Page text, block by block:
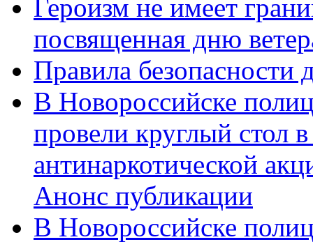
Героизм не имеет
посвященная дню
Правила безопасности
В Новороссийске
провели круглый стол
антинаркотической
Анонс публикации
В Новороссийске